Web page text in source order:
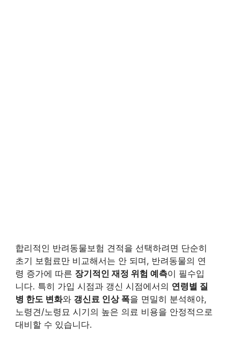
합리적인 반려동물보험 견적을 선택하려면 단순히
초기 보험료만 비교해서는 안 되며, 반려동물의 연
령 증가에 따른 장기적인 재정 위험 예측이 필수입
니다. 특히 가입 시점과 갱신 시점에서의 연령별 질
병 한도 변화와 갱신료 인상 폭을 면밀히 분석해야,
노령견/노령묘 시기의 높은 의료 비용을 안정적으로
대비할 수 있습니다.